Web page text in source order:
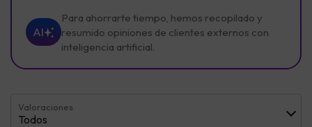
AI
Para ahorrarte tiempo, hemos recopilado y
resumido opiniones de clientes externos con
inteligencia artificial.
Valoraciones
Todos